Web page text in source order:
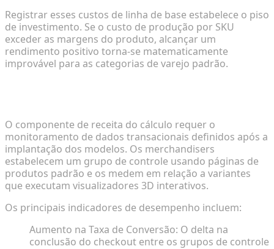
Registrar esses custos de linha de base estabelece o piso
de investimento. Se o custo de produção por SKU
exceder as margens do produto, alcançar um
rendimento positivo torna-se matematicamente
improvável para as categorias de varejo padrão.
O componente de receita do cálculo requer o
monitoramento de dados transacionais definidos após a
implantação dos modelos. Os merchandisers
estabelecem um grupo de controle usando páginas de
produtos padrão e os medem em relação a variantes
que executam visualizadores 3D interativos.
Os principais indicadores de desempenho incluem:
Aumento na Taxa de Conversão: O delta na
conclusão do checkout entre os grupos de controle